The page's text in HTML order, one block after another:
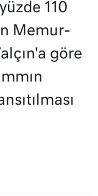
110
Memur-
göre